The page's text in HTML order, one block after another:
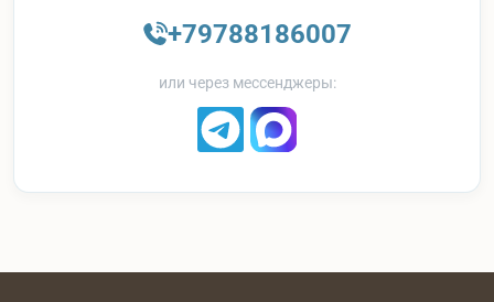
+79788186007
или через мессенджеры: